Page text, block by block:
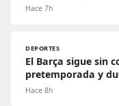
Hace 7h
DEPORTES
El Barça sigue sin
pretemporada y
Hace 8h